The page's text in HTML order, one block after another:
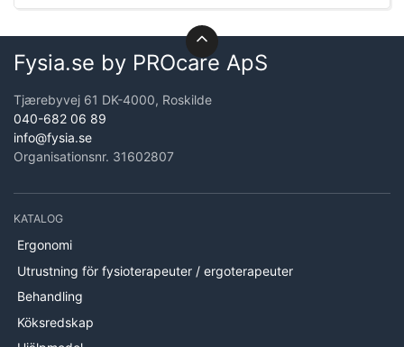
Fysia.se by PROcare ApS
Tjærebyvej 61 DK-4000, Roskilde
040-682 06 89
info@fysia.se
Organisationsnr. 31602807
KATALOG
Ergonomi
Utrustning för fysioterapeuter / ergoterapeuter
Behandling
Köksredskap